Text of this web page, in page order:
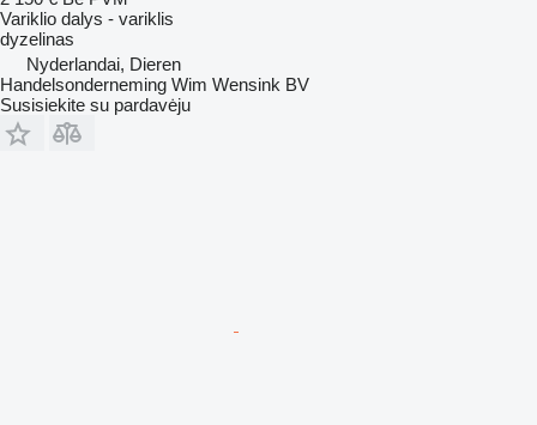
Variklio dalys - variklis
dyzelinas
Nyderlandai, Dieren
Handelsonderneming Wim Wensink BV
Susisiekite su pardavėju